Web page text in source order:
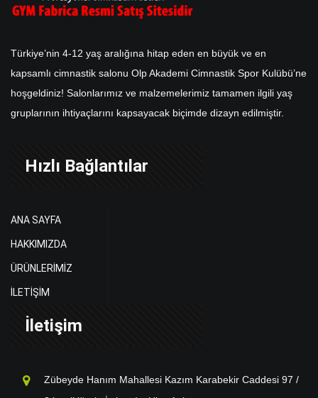
Türkiye’nin 4-12 yaş aralığına hitap eden en büyük ve en
kapsamlı cimnastik salonu Olp Akademi Cimnastik Spor Kulübü’ne
hoşgeldiniz! Salonlarımız ve malzemelerimiz tamamen ilgili yaş
gruplarının ihtiyaçlarını kapsayacak biçimde dizayn edilmiştir.
Hızlı Bağlantılar
ANA SAYFA
HAKKIMIZDA
ÜRÜNLERİMİZ
İLETİŞİM
İletişim
Zübeyde Hanım Mahallesi Kazım Karabekir Caddesi 97 /